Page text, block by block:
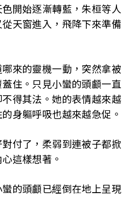
開始逐漸轉藍，朱桓等人
天窗進入，飛降下來準備
來的靈機一動，突然拿被
住。只見小蠻的頭顱一直
得其法。她的表情越來越
身軀呼吸也越來越急促。
對付了，柔弱到連被子都掀
這樣想著。
的頭顱已經倒在地上呈現